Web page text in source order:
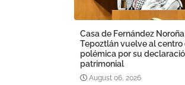
Casa de Fernández
Tepoztlán vuelve al centro
polémica por su
patrimonial
August 06, 2026